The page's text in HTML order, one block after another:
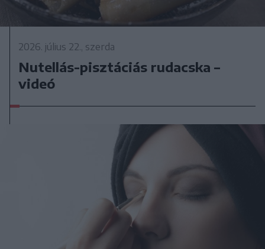
2026. július 22., szerda
Nutellás-pisztáciás rudacska –
videó